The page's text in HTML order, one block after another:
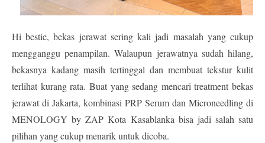
Hi bestie, bekas jerawat sering kali jadi masalah yang cukup
mengganggu penampilan. Walaupun jerawatnya sudah hilang,
bekasnya kadang masih tertinggal dan membuat tekstur kulit
terlihat kurang rata. Buat yang sedang mencari treatment bekas
jerawat di Jakarta, kombinasi PRP Serum dan Microneedling di
MENOLOGY by ZAP Kota Kasablanka bisa jadi salah satu
pilihan yang cukup menarik untuk dicoba.